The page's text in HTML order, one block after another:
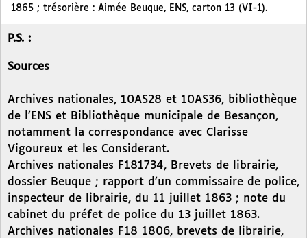
1865 ; trésorière : Aimée Beuque, ENS, carton 13 (VI-1).
P.S. :
Sources
Archives nationales, 10AS28 et 10AS36, bibliothèque
de l’ENS et Bibliothèque municipale de Besançon,
notamment la correspondance avec Clarisse
Vigoureux et les Considerant.
Archives nationales F181734, Brevets de librairie,
dossier Beuque ; rapport d’un commissaire de police,
inspecteur de librairie, du 11 juillet 1863 ; note du
cabinet du préfet de police du 13 juillet 1863.
Archives nationales F18 1806, brevets de librairie,